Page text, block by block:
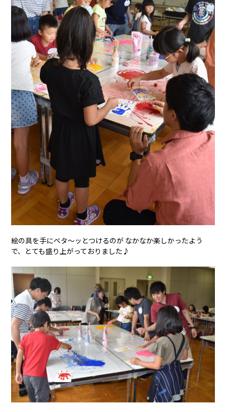
絵の具を手にベタ～ッとつけるのが なかなか楽しかったよう
で、とても盛り上がっておりました♪